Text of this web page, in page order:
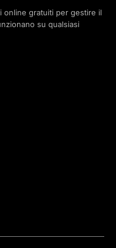
online gratuiti per gestire il
su qualsiasi